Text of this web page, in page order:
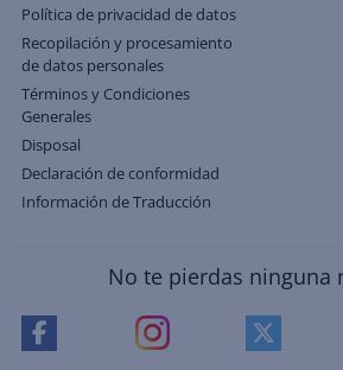
Política de privacidad de datos
Recopilación y procesamiento
de datos personales
Términos y Condiciones
Generales
Disposal
Declaración de conformidad
Información de Traducción
No te pierdas ninguna